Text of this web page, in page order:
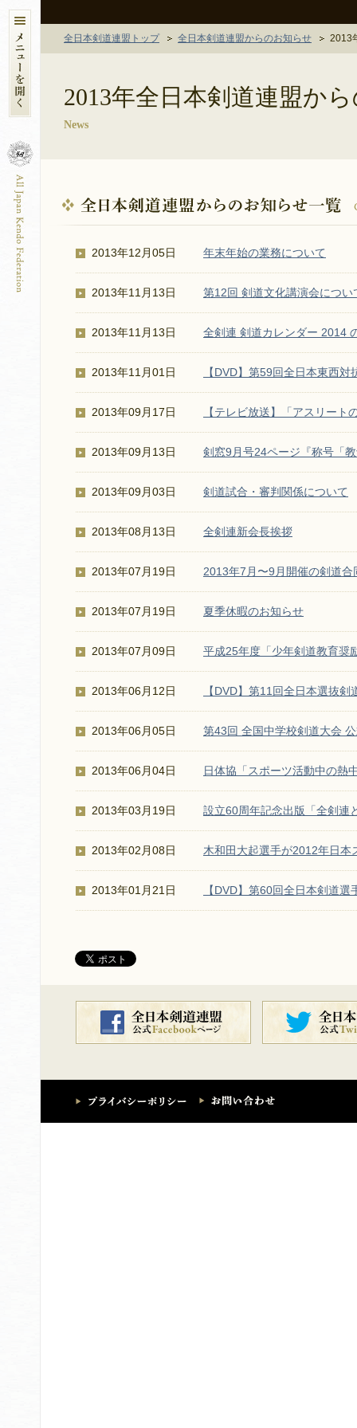
全日本剣道連盟トップ 全日本剣道連盟からのお知らせ 2013
2013年全日本剣道連盟か
News
2013年12月05日 年末年始の業務について
2013年11月13日 第12回 剣道文化講演会につい
2013年11月13日 全剣連 剣道カレンダー 2014
2013年11月01日 【DVD】第59回全日本東西
2013年09月17日 【テレビ放送】「アスリート
2013年09月13日 剣窓9月号24ページ『称号「
2013年09月03日 剣道試合・審判関係について
2013年08月13日 全剣連新会長挨拶
2013年07月19日 2013年7月〜9月開催の剣道
2013年07月19日 夏季休暇のお知らせ
2013年07月09日 平成25年度「少年剣道教育奨
2013年06月12日 【DVD】第11回全日本選抜
2013年06月05日 第43回 全国中学校剣道大会
2013年06月04日 日体協「スポーツ活動中の熱
2013年03月19日 設立60周年記念出版「全剣連
2013年02月08日 木和田大起選手が2012年日本
2013年01月21日 【DVD】第60回全日本剣道